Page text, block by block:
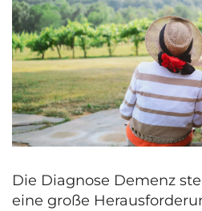
Die Diagnose Demenz
eine große